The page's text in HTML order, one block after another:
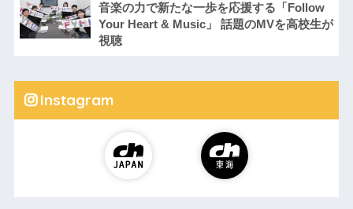
音楽の力で新たな一歩を応援する「Follow
Your Heart & Music」 話題のMVを高校生が
視聴
Instagram